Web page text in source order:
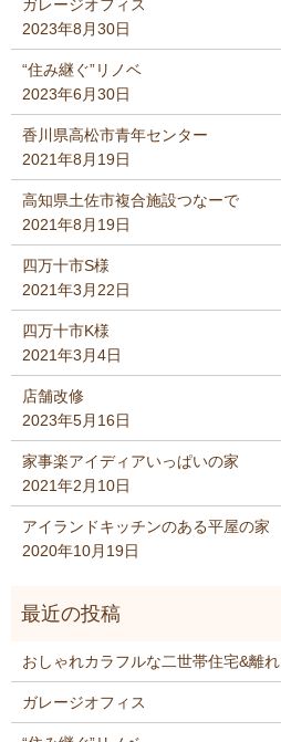
ガレージオフィス
2023年8月30日
“住み継ぐ”リノベ
2023年6月30日
香川県高松市青年センター
2021年8月19日
高知県土佐市複合施設つなーで
2021年8月19日
四万十市S様
2021年3月22日
四万十市K様
2021年3月4日
店舗改修
2023年5月16日
家事楽アイディアいっぱいの家
2021年2月10日
アイランドキッチンのある平屋の家
2020年10月19日
おしゃれカラフルな二世帯住宅&離れ
ガレージオフィス